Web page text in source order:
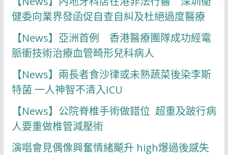
健委向業界發函促自查自糾及杜絕過度醫療
【News】亞洲首例 香港醫療團隊成功經電
脈衝技術治療血管畸形兒科病人
【News】兩長者食沙律或未熟蔬菜後染李斯
特菌 一人神智不清入ICU
【News】公院脊椎手術做錯位 超重及跛行病
人要重做椎管減壓術
演唱會見偶像興奮情緒飇升 high爆過後感失